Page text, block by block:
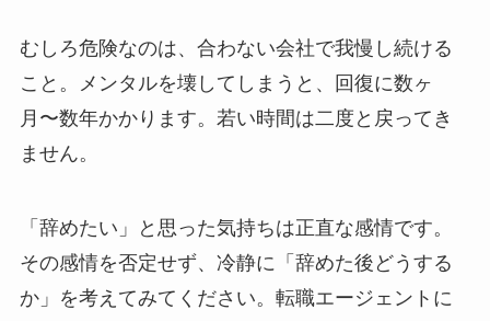
むしろ危険なのは、合わない会社で我慢し続ける
こと。メンタルを壊してしまうと、回復に数ヶ
月〜数年かかります。若い時間は二度と戻ってき
ません。
「辞めたい」と思った気持ちは正直な感情です。
その感情を否定せず、冷静に「辞めた後どうする
か」を考えてみてください。転職エージェントに